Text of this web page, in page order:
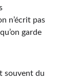
n’écrit pas
garde
souvent du